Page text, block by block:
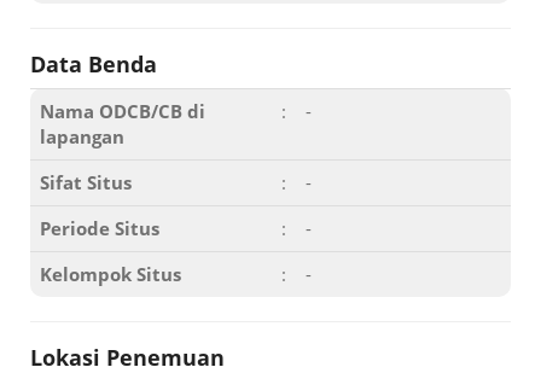
Data Benda
Nama ODCB/CB di
lapangan
: -
Sifat Situs :
-
Periode Situs
:
-
Kelompok Situs
: -
Lokasi Penemuan